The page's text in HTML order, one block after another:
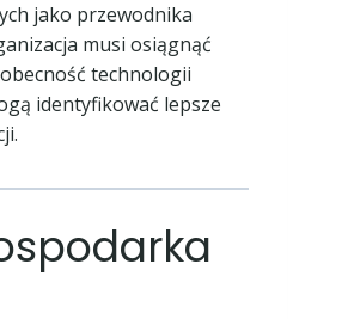
jako przewodnika
musi osiągnąć
technologii
identyfikować lepsze